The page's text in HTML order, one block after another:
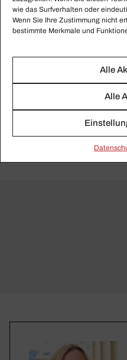
wie das Surfverhalten oder
Wenn Sie Ihre Zustimmung nicht
bestimmte Merkmale und
Alle
Alle